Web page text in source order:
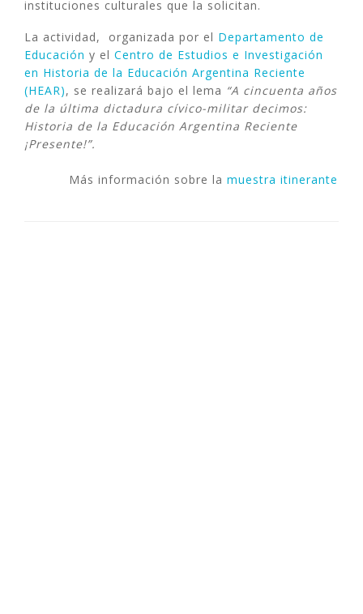
instituciones culturales que la solicitan.
La actividad, organizada por el Departamento de
Educación y el Centro de Estudios e Investigación
en Historia de la Educación Argentina Reciente
(HEAR), se realizará bajo el lema “A cincuenta años
de la última dictadura cívico-militar decimos:
Historia de la Educación Argentina Reciente
¡Presente!”.
Más información sobre la muestra itinerante